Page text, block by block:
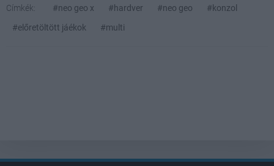
Címkék: #neo geo x #hardver #neo geo
#konzol
#előretöltött jáékok
#multi